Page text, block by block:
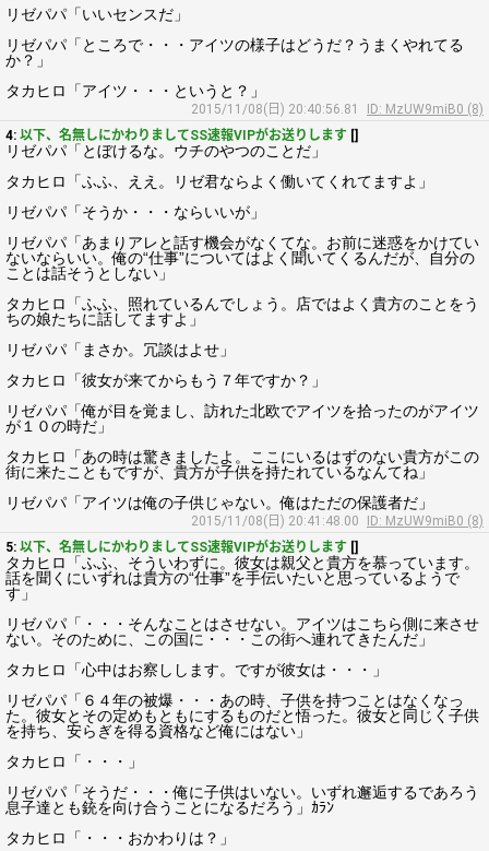
リゼパパ「いいセンスだ」
リゼパパ「ところで・・・アイツの様子はどうだ？うまくやれてる
か？」
タカヒロ「アイツ・・・というと？」
2015/11/08(日) 20:40:56.81
ID: MzUW9miB0 (8)
4: 以下、名無しにかわりましてSS速報VIPがお送りします []
リゼパパ「とぼけるな。ウチのやつのことだ」
タカヒロ「ふふ、ええ。リゼ君ならよく働いてくれてますよ」
リゼパパ「そうか・・・ならいいが」
リゼパパ「あまりアレと話す機会がなくてな。お前に迷惑をかけてい
ないならいい。俺の“仕事”についてはよく聞いてくるんだが、自分の
ことは話そうとしない」
タカヒロ「ふふ、照れているんでしょう。店ではよく貴方のことをう
ちの娘たちに話してますよ」
リゼパパ「まさか。冗談はよせ」
タカヒロ「彼女が来てからもう７年ですか？」
リゼパパ「俺が目を覚まし、訪れた北欧でアイツを拾ったのがアイツ
が１０の時だ」
タカヒロ「あの時は驚きましたよ。ここにいるはずのない貴方がこの
街に来たこともですが、貴方が子供を持たれているなんてね」
リゼパパ「アイツは俺の子供じゃない。俺はただの保護者だ」
2015/11/08(日) 20:41:48.00
ID: MzUW9miB0 (8)
5: 以下、名無しにかわりましてSS速報VIPがお送りします []
タカヒロ「ふふ、そういわずに。彼女は親父と貴方を慕っています。
話を聞くにいずれは貴方の“仕事”を手伝いたいと思っているようで
す」
リゼパパ「・・・そんなことはさせない。アイツはこちら側に来させ
ない。そのために、この国に・・・この街へ連れてきたんだ」
タカヒロ「心中はお察しします。ですが彼女は・・・」
リゼパパ「６４年の被爆・・・あの時、子供を持つことはなくなっ
た。彼女とその定めもともにするものだと悟った。彼女と同じく子供
を持ち、安らぎを得る資格など俺にはない」
タカヒロ「・・・」
リゼパパ「そうだ・・・俺に子供はいない。いずれ邂逅するであろう
息子達とも銃を向け合うことになるだろう」ｶﾗﾝ
タカヒロ「・・・おかわりは？」